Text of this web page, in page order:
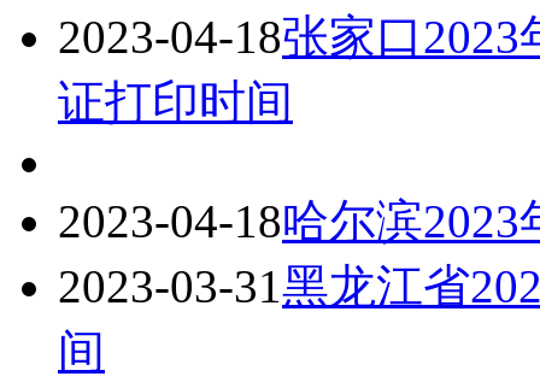
2023-04-18张家口
证打印时间
2023-04-18哈尔滨
2023-03-31黑龙江省
间